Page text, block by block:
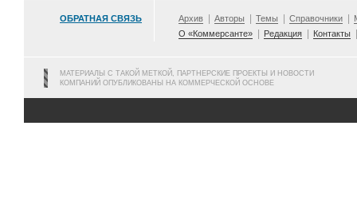
ОБРАТНАЯ СВЯЗЬ Архив Авторы Темы Справочники
О «Коммерсанте»
Редакция Контакты
МАТЕРИАЛЫ С ТАКОЙ МЕТКОЙ, ПАРТНЕРСКИЕ ПРОЕКТЫ И НОВОСТИ
КОМПАНИЙ ОПУБЛИКОВАНЫ НА КОММЕРЧЕСКОЙ ОСНОВЕ